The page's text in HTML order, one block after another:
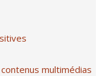
multimédias